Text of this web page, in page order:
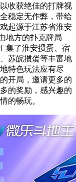
收获绝佳的打牌视
稳定无作弊，带给
起源于江苏省淮安
地方的扑克牌局
集了淮安掼蛋、宿
苏皖掼蛋等丰富地
特色玩法应有尽
开局，邀请更多的
的奖励，感兴趣的
的畅玩。